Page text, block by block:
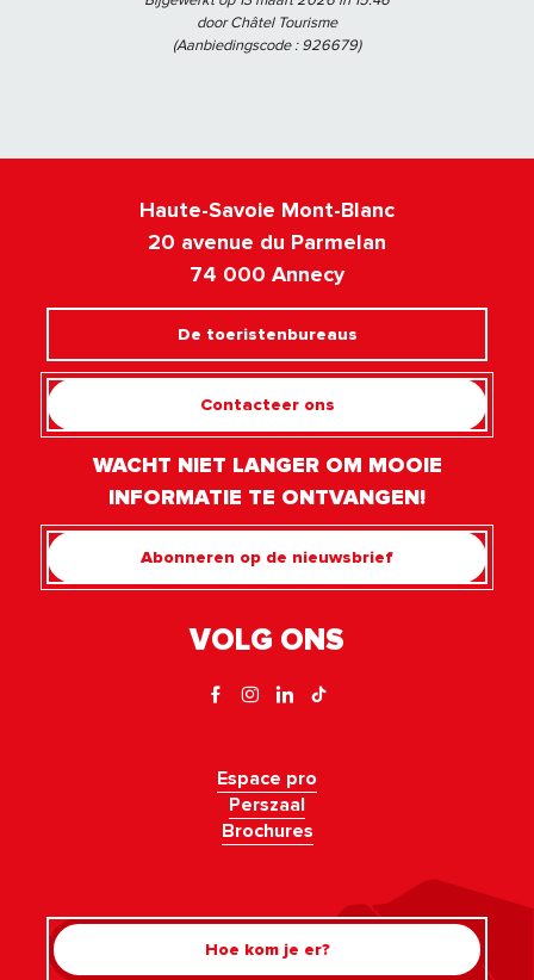
door Châtel Tourisme
(Aanbiedingscode :926679)
Haute-Savoie Mont-Blanc
20 avenue du Parmelan
74 000 Annecy
De toeristenbureaus
Contacteer ons
WACHT NIET LANGER OM MOOIE
INFORMATIE TE ONTVANGEN!
Abonneren op de nieuwsbrief
VOLG ONS
Espace pro
Perszaal
Brochures
Hoe kom je er?